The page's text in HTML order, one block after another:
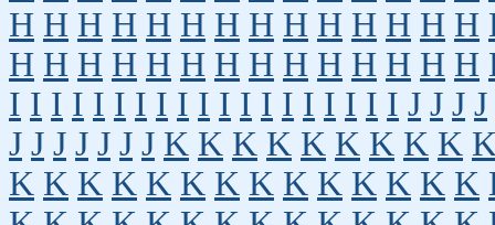
H H H H H H H H H H H H H H
H H H H H H H H H H H H H H
I I I I I I I I I I I I I I I I I I I J J J J
J J J J J J J K K K K K K K K K
K K K K K K K K K K K K K K